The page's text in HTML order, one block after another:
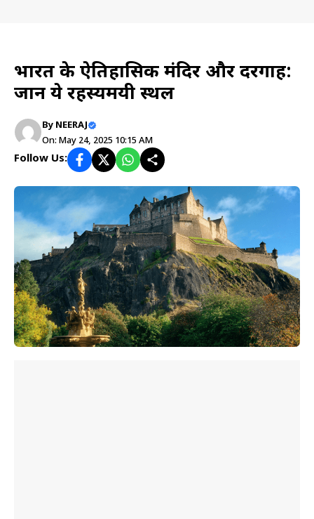
भारत के ऐतिहासिक मंदिर और दरगाह:
जानें ये रहस्यमयी स्थल
By NEERAJ
On: May 24, 2025 10:15 AM
Follow Us: